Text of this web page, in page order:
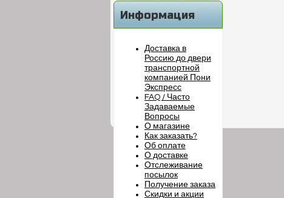
Информация
Доставка в
Россию до двери
транспортной
компанией Пони
Экспресс
FAQ / Часто
Задаваемые
Вопросы
О магазине
Как заказать?
Об оплате
О доставке
Отслеживание
посылок
Получение заказа
Скидки и акции